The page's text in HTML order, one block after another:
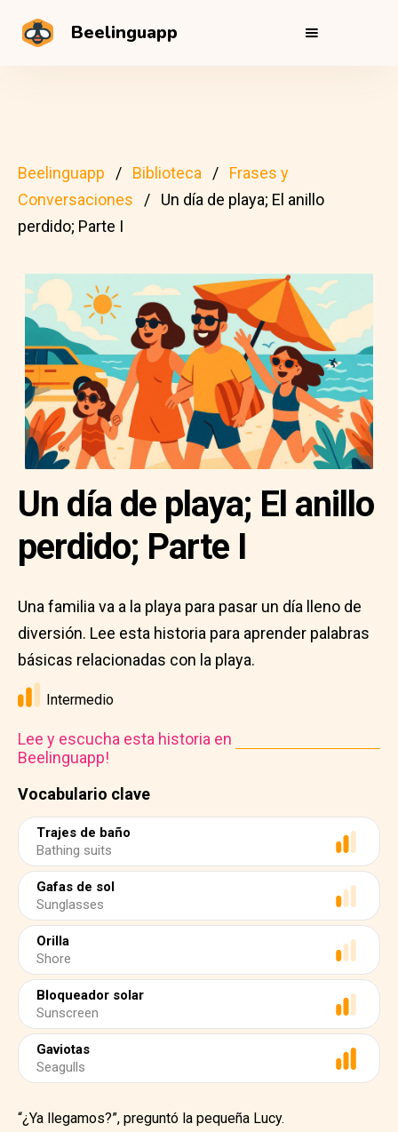
Beelinguapp
Beelinguapp Biblioteca
Frases y
Conversaciones
Un día de playa; El anillo
perdido; Parte I
Vocabulario clave
Trajes de baño
Bathing suits
Gafas de sol
Sunglasses
Orilla
Shore
Bloqueador solar
Sunscreen
Gaviotas
Seagulls
Un día de playa; El anillo
perdido; Parte I
Una familia va a la playa para pasar un día lleno de
diversión. Lee esta historia para aprender palabras
básicas relacionadas con la playa.
Intermedio
Lee y escucha esta historia en
Beelinguapp!
“¿Ya llegamos?”, preguntó la pequeña Lucy.